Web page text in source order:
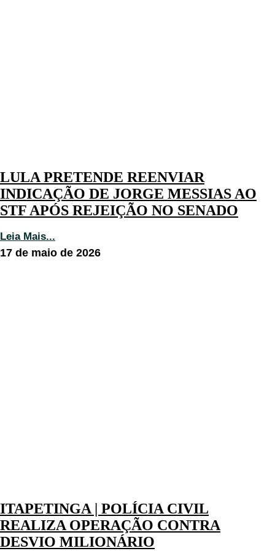
LULA PRETENDE REENVIAR
INDICAÇÃO DE JORGE MESSIAS AO
STF APÓS REJEIÇÃO NO SENADO
Leia Mais...
17 de maio de 2026
ITAPETINGA | POLÍCIA CIVIL
REALIZA OPERAÇÃO CONTRA
DESVIO MILIONÁRIO